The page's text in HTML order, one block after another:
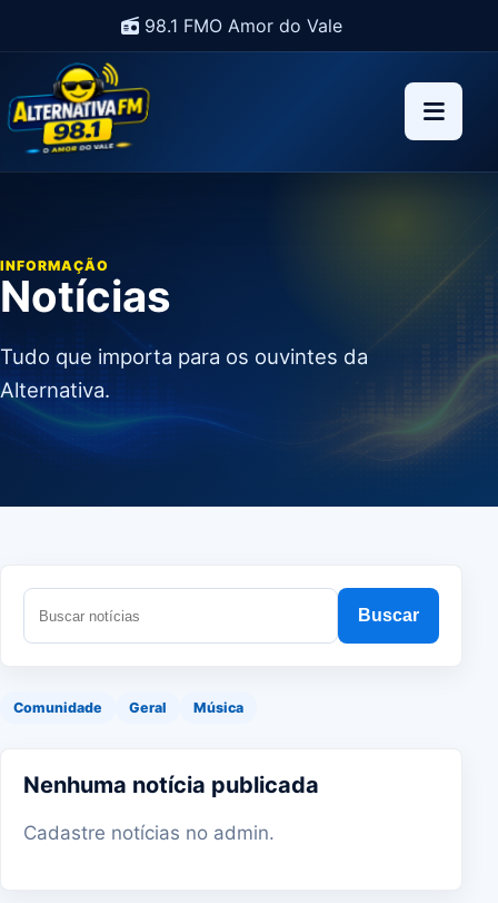
98.1 FMO Amor do Vale
INFORMAÇÃO
Notícias
Tudo que importa para os ouvintes da
Alternativa.
Buscar
Comunidade Geral Música
Nenhuma notícia publicada
Cadastre notícias no admin.